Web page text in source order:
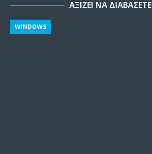
ΑΞΊΖΕΙ ΝΑ ΔΙΑΒΆΣΕΤΕ
WINDOWS